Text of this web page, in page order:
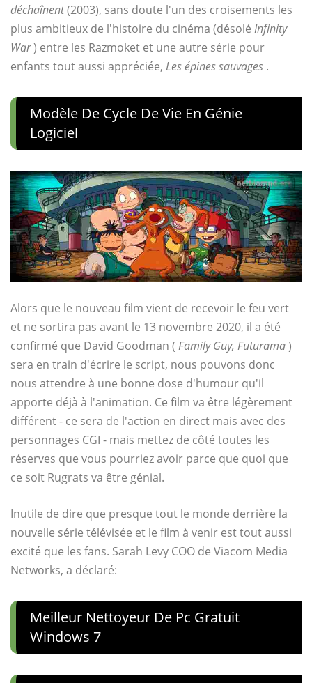
déchaînent(2003), sans doute l'un des croisements les
plus ambitieux de l'histoire du cinéma (désolé Infinity
War) entre les Razmoket et une autre série pour
enfants tout aussi appréciée, Les épines sauvages .
Modèle De Cycle De Vie En Génie
Logiciel
Alors que le nouveau film vient de recevoir le feu vert
et ne sortira pas avant le 13 novembre 2020, il a été
confirmé que David Goodman ( Family Guy, Futurama)
sera en train d'écrire le script, nous pouvons donc
nous attendre à une bonne dose d'humour qu'il
apporte déjà à l'animation. Ce film va être légèrement
différent - ce sera de l'action en direct mais avec des
personnages CGI - mais mettez de côté toutes les
réserves que vous pourriez avoir parce que quoi que
ce soit Rugrats va être génial.
Inutile de dire que presque tout le monde derrière la
nouvelle série télévisée et le film à venir est tout aussi
excité que les fans. Sarah Levy COO de Viacom Media
Networks, a déclaré:
Meilleur Nettoyeur De Pc Gratuit
Windows 7